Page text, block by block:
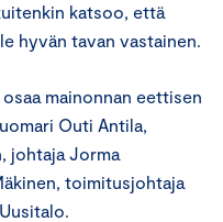
katsoo, että
hyvän tavan vastainen.
mainonnan eettisen
Outi Antila,
johtaja Jorma
toimitusjohtaja